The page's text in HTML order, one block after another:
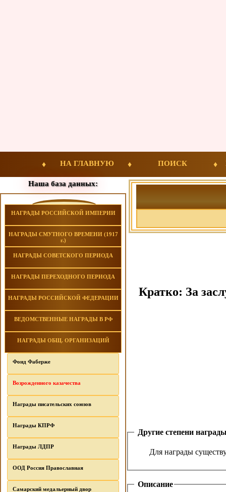
НА ГЛАВНУЮ ПОИСК
Наша база данных:
НАГРАДЫ РОССИЙСКОЙ ИМПЕРИИ
НАГРАДЫ СМУТНОГО ВРЕМЕНИ (1917
г.)
НАГРАДЫ СОВЕТСКОГО ПЕРИОДА
НАГРАДЫ ПЕРЕХОДНОГО ПЕРИОДА
НАГРАДЫ РОССИЙСКОЙ ФЕДЕРАЦИИ
ВЕДОМСТВЕННЫЕ НАГРАДЫ В РФ
НАГРАДЫ ОБЩ. ОРГАНИЗАЦИЙ
Фонд Фаберже
Возрожденного казачества
Награды писательских союзов
Награды КПРФ
Награды ЛДПР
ООД Россия Православная
Самарский медальерный двор
Кратко: За
Другие степени
Для награды
Описание